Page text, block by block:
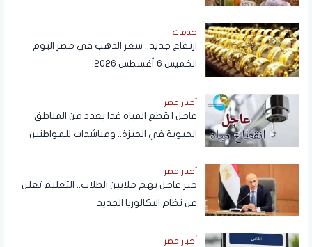
خدمات
ارتفاع جديد.. سعر الذهب في مصر اليوم
الخميس 6 أغسطس 2026
أخبار مصر
عاجل | قطع المياه غدا بعدد من المناطق
الحيوية في الجيزة.. ومناشدات للمواطنين
أخبار مصر
خبر عاجل يهم ملايين الطلاب.. التعليم تعلن
عن نظام البكالوريا الجديد
أخبار مصر